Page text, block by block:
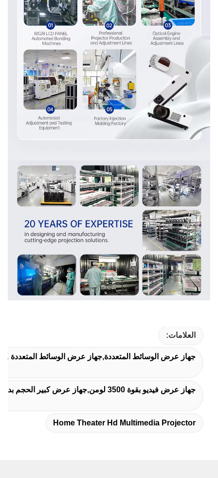
العلامات:
جهاز عرض الوسائط المتعددة,جهاز عرض الوسائط المتعددة 4K,مشروع المسرح المنزلي HD الوسائط المتعددة
جهاز عرض فيديو بقوة 3500 لومن,جهاز عرض كبير الحجم بدقة XGA,جهاز عرض بتكنولوجيا 3LCD للفصل الدراسي
Home Theater Hd Multimedia Projector